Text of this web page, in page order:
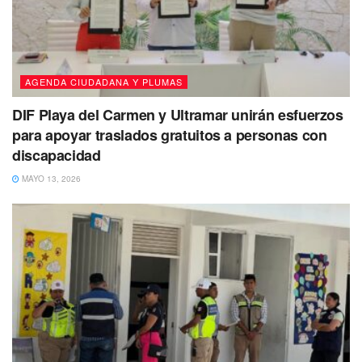
abren la puerta a una participación más plena en la
sociedad y a una mejor calidad de vida.
Mexico
AGENDA CIUDADANA Y PLUMAS
DIF Playa del Carmen y Ultramar unirán esfuerzos
para apoyar traslados gratuitos a personas con
discapacidad
MAYO 13, 2026